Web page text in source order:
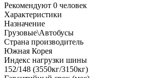
Рекомендуют 0 человек
Характеристики
Назначение
Грузовые\Автобусы
Страна производитель
Южная Корея
Индекс нагрузки шины
152/148 (3550кг/3150кг)